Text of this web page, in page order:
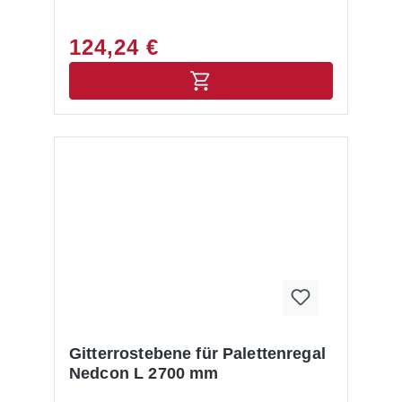
124,24 €
Gitterrostebene für Palettenregal
Nedcon L 2700 mm